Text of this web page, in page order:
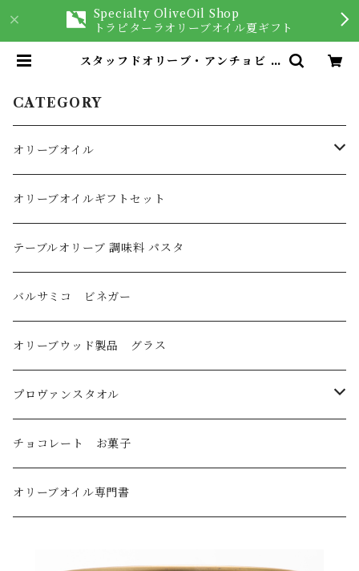
Specialty OliveOil Shop
トラピターラオリーブオイル夏ギフト
スタッフドオリーブ・アンチョビ 8
CATEGORY
オリーブオイル
オリーブオイル
イタリア産
スペイン産
オリーブオイル・ミディアム
オリーブオイル・ミディアムストロング～ストロング
フレーバーオリーブオイル
オリーブオイルギフトセット
テーブルオリーブ 調味料 パスタ
バルサミコ ビネガー
オリーブウッド製品 グラス
プロヴァンスタオル
刺繍ラウンドタオル
刺繍キッチンタオル
チョコレート お菓子
オリーブオイル専門書